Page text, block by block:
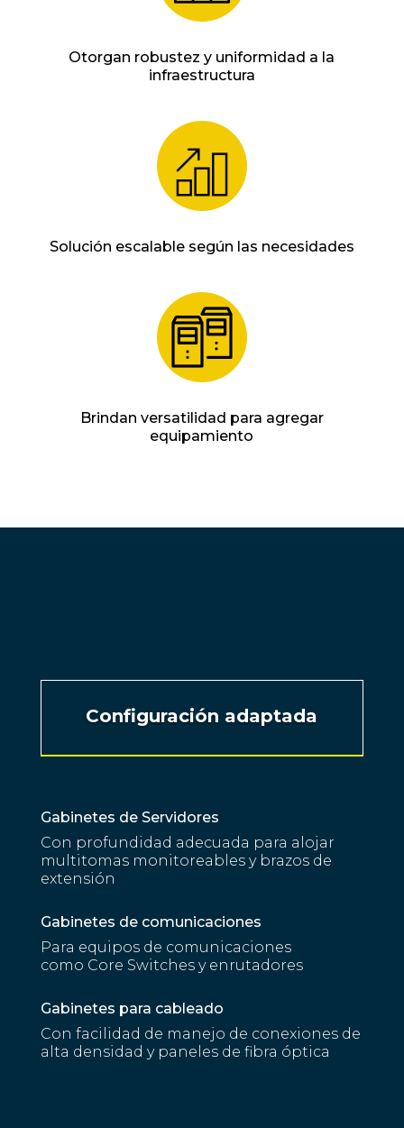
Otorgan robustez y uniformidad a la
infraestructura
Solución escalable según las necesidades
Brindan versatilidad para agregar
equipamiento
Configuración adaptada
Gabinetes de Servidores
Con profundidad adecuada para alojar
multitomas monitoreables y brazos de
extensión
Gabinetes de comunicaciones
Para equipos de comunicaciones
como Core Switches y enrutadores
Gabinetes para cableado
Con facilidad de manejo de conexiones de
alta densidad y paneles de fibra óptica